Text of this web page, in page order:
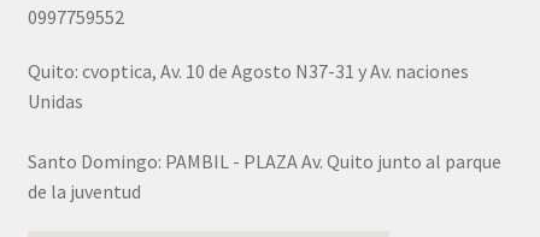
0997759552
Quito: cvoptica, Av. 10 de Agosto N37-31 y Av. naciones
Unidas
Santo Domingo: PAMBIL - PLAZA Av. Quito junto al parque
de la juventud